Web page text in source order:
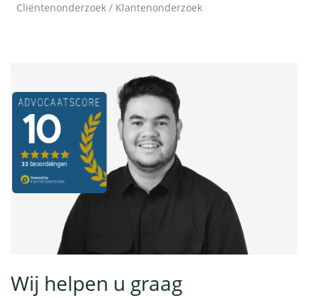
Cliëntenonderzoek / Klantenonderzoek
Wij helpen u graag